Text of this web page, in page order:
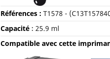
Références : T1578 -
Capacité: 25.9 ml
Compatible avec cette